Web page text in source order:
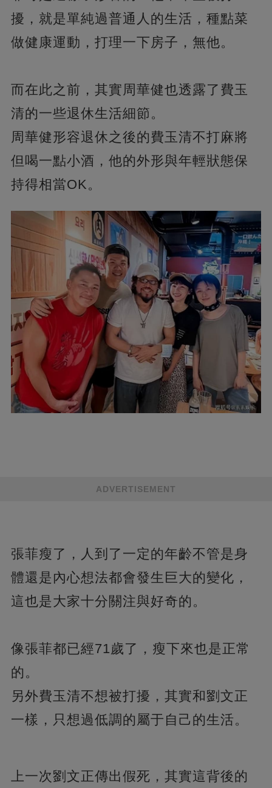
擾，就是單純過普通人的生活，種點菜
做健康運動，打理一下房子，無他。
而在此之前，其實周華健也透露了費玉
清的一些退休生活細節。
周華健形容退休之後的費玉清不打麻將
但喝一點小酒，他的外形與年輕狀態保
持得相當OK。
ADVERTISEMENT
張菲瘦了，人到了一定的年齡不管是身
體還是內心想法都會發生巨大的變化，
這也是大家十分關注與好奇的。
像張菲都已經71歲了，瘦下來也是正常
的。
另外費玉清不想被打擾，其實和劉文正
一樣，只想過低調的屬于自己的生活。
上一次劉文正傳出假死，其實這背後的